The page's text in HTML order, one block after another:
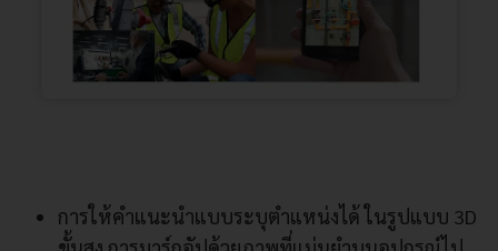
การให้คำแนะนำแบบระบุตำแหน่งได้ ในรูปแบบ 3D